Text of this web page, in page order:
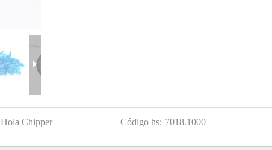
Hola Chipper Código hs: 7018.1000